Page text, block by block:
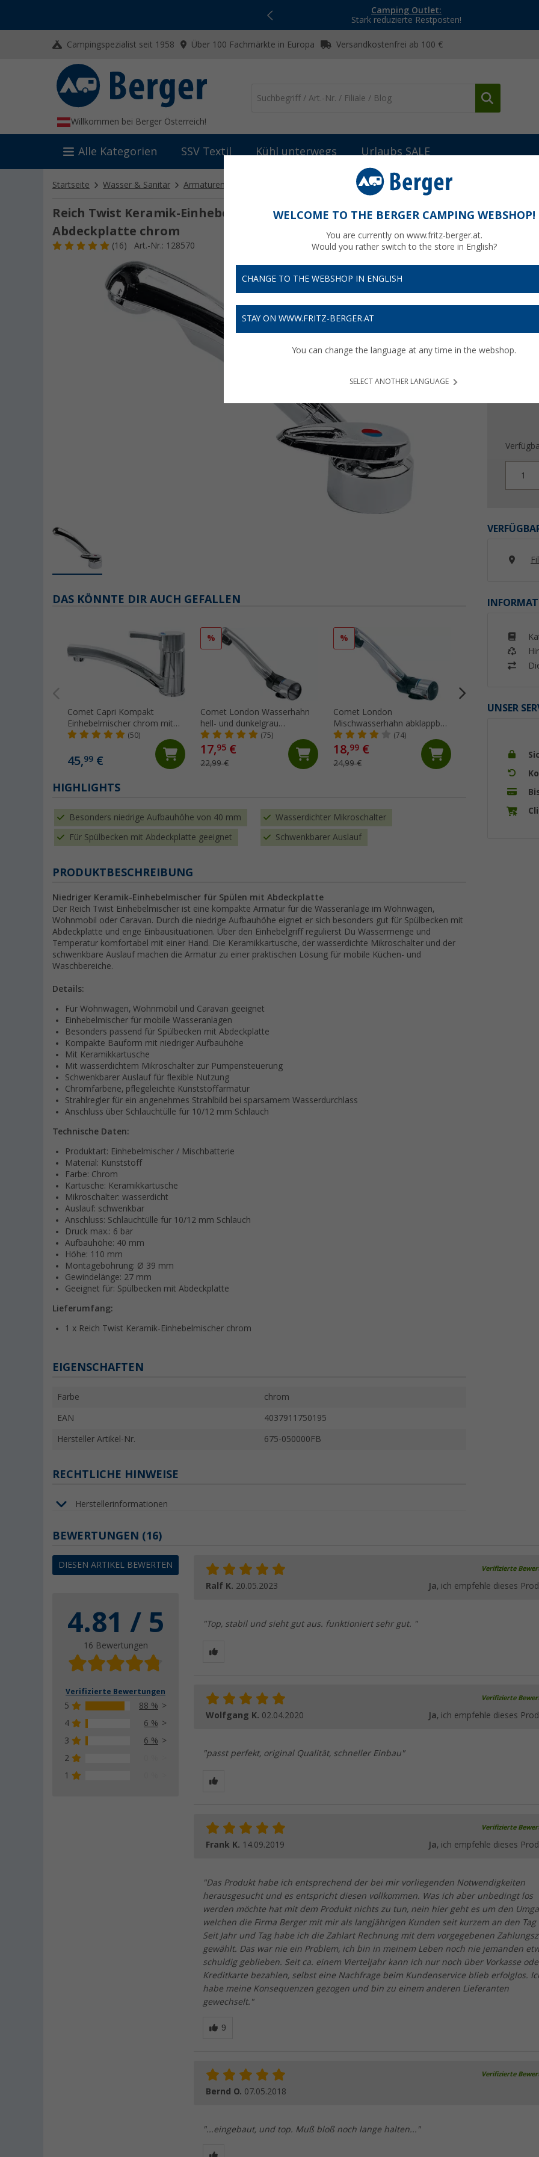
Camping Outlet:
Stark reduzierte Restposten!
Campingspezialist seit 1958 Über 100 Fachmärkte in Europa Versandkostenfrei ab 100 €
Willkommen bei Berger Österreich!
Alle Kategorien SSV Textil Kühl unterwegs Urlaubs SALE
Startseite Wasser & Sanitär Armaturen Reich Twist Keramik-Einhebelmischer mit Mikroschalter
Reich Twist Keramik-Einhebelmischer mit Mikroschalter für Spülbecken mit
Abdeckplatte chrom
(16) Art.-Nr.: 128570
Preise inkl.
Bis zu
1
UNSER
DAS KÖNNTE DIR AUCH GEFALLEN
Comet Capri Kompakt
Einhebelmischer chrom mit
Mikroschalter für Wohnmobil
(50)
45,99 €
%
Comet London Wasserhahn
hell- und dunkelgrau
abklappbar mit Mikroschalter
für Wohnwagen und
Wohnmobil chrom
(75)
17,95 €
22,99 €
%
Comet London
Mischwasserhahn abklappbar
mit Mikroschalter für
Wohnwagen und Wohnmobil
schwarz
(74)
18,99 €
24,99 €
Einhebelmischer
HIGHLIGHTS
Besonders niedrige Aufbauhöhe von 40 mm Wasserdichter Mikroschalter
Für Spülbecken mit Abdeckplatte geeignet Schwenkbarer Auslauf
PRODUKTBESCHREIBUNG
Niedriger Keramik-Einhebelmischer für Spülen mit Abdeckplatte
Der Reich Twist Einhebelmischer ist eine kompakte Armatur für die Wasseranlage im Wohnwagen,
Wohnmobil oder Caravan. Durch die niedrige Aufbauhöhe eignet er sich besonders gut für Spülbecken mit
Abdeckplatte und enge Einbausituationen. Über den Einhebelgriff regulierst Du Wassermenge und
Temperatur komfortabel mit einer Hand. Die Keramikkartusche, der wasserdichte Mikroschalter und der
schwenkbare Auslauf machen die Armatur zu einer praktischen Lösung für mobile Küchen- und
Waschbereiche.
Details:
Für Wohnwagen, Wohnmobil und Caravan geeignet
Einhebelmischer für mobile Wasseranlagen
Besonders passend für Spülbecken mit Abdeckplatte
Kompakte Bauform mit niedriger Aufbauhöhe
Mit Keramikkartusche
Mit wasserdichtem Mikroschalter zur Pumpensteuerung
Schwenkbarer Auslauf für flexible Nutzung
Chromfarbene, pflegeleichte Kunststoffarmatur
Strahlregler für ein angenehmes Strahlbild bei sparsamem Wasserdurchlass
Anschluss über Schlauchtülle für 10/12 mm Schlauch
Technische Daten:
Produktart: Einhebelmischer / Mischbatterie
Material: Kunststoff
Farbe: Chrom
Kartusche: Keramikkartusche
Mikroschalter: wasserdicht
Auslauf: schwenkbar
Anschluss: Schlauchtülle für 10/12 mm Schlauch
Druck max.: 6 bar
Aufbauhöhe: 40 mm
Höhe: 110 mm
Montagebohrung: Ø 39 mm
Gewindelänge: 27 mm
Geeignet für: Spülbecken mit Abdeckplatte
Lieferumfang:
1 x Reich Twist Keramik-Einhebelmischer chrom
EIGENSCHAFTEN
Farbe chrom
EAN 4037911750195
Hersteller Artikel-Nr. 675-050000FB
RECHTLICHE HINWEISE
Herstellerinformationen
BEWERTUNGEN (16)
DIESEN ARTIKEL BEWERTEN
4.81 / 5
16 Bewertungen
Verifizierte Bewertungen
5
88 %
4
6 %
3
6 %
2
1
Verifizierte
Ralf K. 20.05.2023 Ja, ich empfehle dieses
"Top, stabil und sieht gut aus. funktioniert sehr gut. "
Verifizierte
Wolfgang K. 02.04.2020 Ja, ich empfehle dieses
"passt perfekt, original Qualität, schneller Einbau"
Verifizierte
Frank K. 14.09.2019 Ja, ich empfehle dieses
"Das Produkt habe ich entsprechend der bei mir vorliegenden Notwendigkeiten
herausgesucht und es entspricht diesen vollkommen. Was ich aber unbedingt los
werden möchte hat mit dem Produkt nichts zu tun, nein hier geht es um den
welchen die Firma Berger mit mir als langjährigen Kunden seit kurzem an den Tag
Seit Jahr und Tag habe ich die Zahlart Rechnung mit dem vorgegebenen
gewählt. Das war nie ein Problem, ich bin in meinem Leben noch nie jemanden
schuldig geblieben. Seit ca. einem Vierteljahr kann ich nur noch über Vorkasse
Kreditkarte bezahlen, selbst eine Nachfrage beim Kundenservice blieb erfolglos.
habe meine Konsequenzen gezogen und bin zu einem anderen Lieferanten
gewechselt."
Verifizierte
Bernd O. 07.05.2018
"...eingebaut, und top. Muß bloß noch lange halten..."
WELCOME TO THE BERGER CAMPING WEBSHOP!
You are currently on www.fritz-berger.at.
Would you rather switch to the store in English?
CHANGE TO THE WEBSHOP IN ENGLISH
STAY ON WWW.FRITZ-BERGER.AT
You can change the language at any time in the webshop.
SELECT ANOTHER LANGUAGE